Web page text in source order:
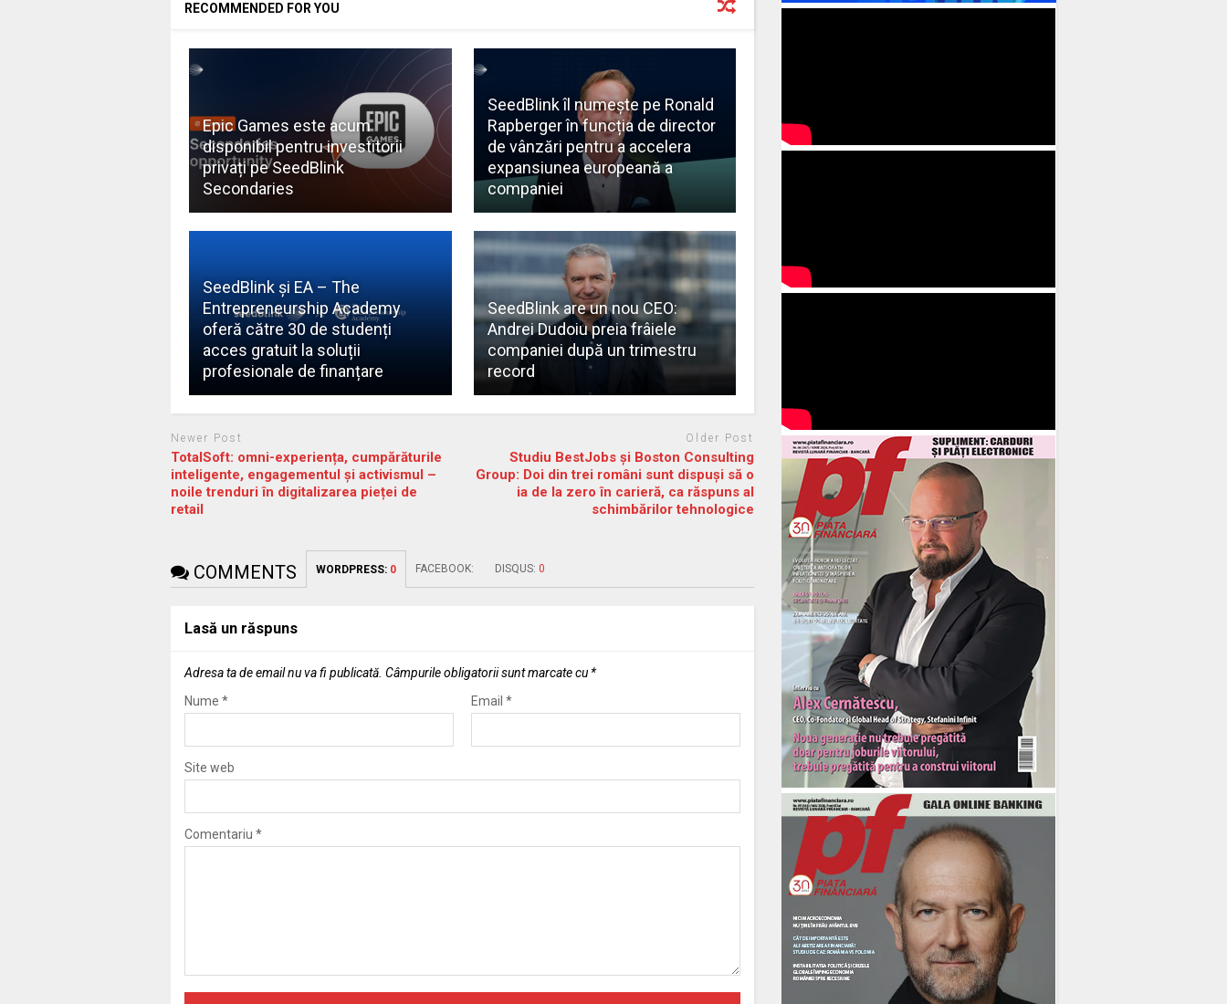
RECOMMENDED FOR YOU
Epic Games este acum
disponibil pentru investitorii
privați pe SeedBlink
Secondaries
SeedBlink îl numește pe Ronald
Rapberger în funcția de director
de vânzări pentru a accelera
expansiunea europeană a
companiei
SeedBlink și EA – The
Entrepreneurship Academy
oferă către 30 de studenți
acces gratuit la soluții
profesionale de finanțare
SeedBlink are un nou CEO:
Andrei Dudoiu preia frâiele
companiei după un trimestru
record
Newer Post
TotalSoft: omni-experiența, cumpărăturile
inteligente, engagementul și activismul –
noile trenduri în digitalizarea pieței de
retail
Older Post
Studiu BestJobs și Boston Consulting
Group: Doi din trei români sunt dispuși să o
ia de la zero în carieră, ca răspuns al
schimbărilor tehnologice
COMMENTS WORDPRESS: 0 FACEBOOK: DISQUS: 0
Lasă un răspuns
Adresa ta de email nu va fi publicată. Câmpurile obligatorii sunt marcate cu *
Nume * Email *
Site web
Comentariu *